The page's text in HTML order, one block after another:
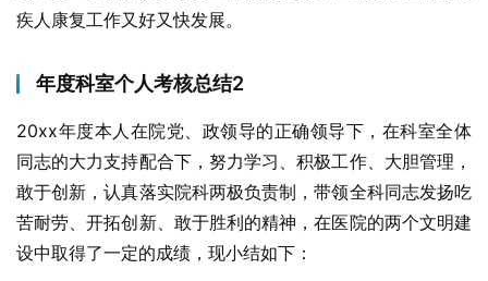
疾人康复工作又好又快发展。
年度科室个人考核总结2
20xx年度本人在院党、政领导的正确领导下，在科室全体
同志的大力支持配合下，努力学习、积极工作、大胆管理，
敢于创新，认真落实院科两极负责制，带领全科同志发扬吃
苦耐劳、开拓创新、敢于胜利的精神，在医院的两个文明建
设中取得了一定的成绩，现小结如下：